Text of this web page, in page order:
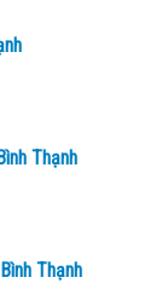
Thạnh
Thạnh